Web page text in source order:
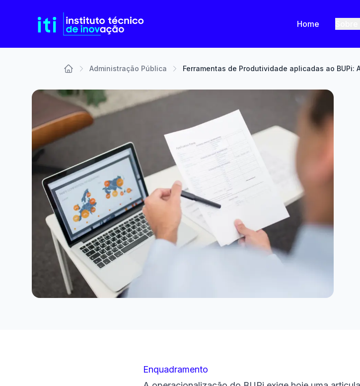
Home
Administração Pública Ferramentas de Produtividade aplicadas ao BUPi:
Enquadramento